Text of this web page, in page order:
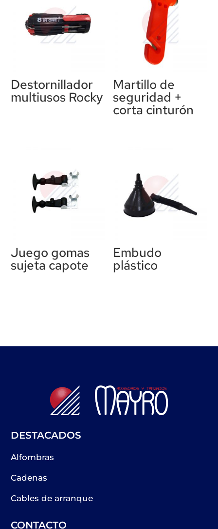
Destornillador
multiusos Rocky
Martillo de
seguridad +
corta cinturón
Juego gomas
sujeta capote
Embudo
plástico
DESTACADOS
Alfombras
Cadenas
Cables de arranque
CONTACTO